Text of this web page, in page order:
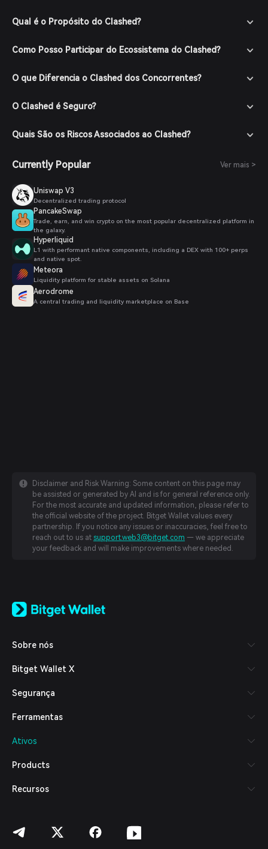
Financie Sua Carteira: Deposite fundos na sua Carteira
com moeda fiduciária através dos métodos de pagamento
de mercado e procure por Clashed para ver os pares de
Faça seu Pedido: Selecione o par de negociação desejado
e confirme seu pedido. Após a transação, o Clashed será
Qual é o Propósito do Clashed?
Como Posso Participar do Ecossistema do Clashed?
O que Diferencia o Clashed dos Concorrentes?
O Clashed é Seguro?
Quais São os Riscos Associados ao Clashed?
Currently Popular Ver mais >
Uniswap V3
Decentralized trading protocol
PancakeSwap
Trade, earn, and win crypto on the most popular decentralized platform in
the galaxy.
Hyperliquid
L1 with performant native components, including a DEX with 100+ perps
and native spot.
Meteora
Liquidity platform for stable assets on Solana
Aerodrome
A central trading and liquidity marketplace on Base
Disclaimer and Risk Warning: Some content on this page may
be assisted or generated by AI and is for general reference only.
For the most accurate and updated information, please refer to
the official website of the project. Bitget Wallet values every
partnership. If you notice any issues or inaccuracies, feel free to
reach out to us at support.web3@bitget.com — we appreciate
your feedback and will make improvements where needed.
日本語
Español (Latinoamérica)
Italiano
Deutsch
繁體中文
Bahasa Indonesia
हिन्दी
Español (Argentina)
Sobre nós
Bitget Wallet X
Segurança
Ferramentas
Ativos
Products
Recursos